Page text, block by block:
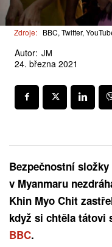
Zdroje: BBC, Twitter,
Autor: JM
24. března 2021
Bezpečnostní
v Myanmaru
Khin Myo Chit
když si chtěla tátovi
BBC.